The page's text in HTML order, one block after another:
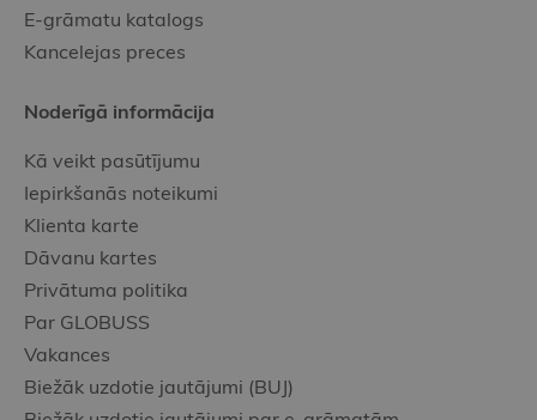
E-grāmatu katalogs
Kancelejas preces
Noderīgā informācija
Kā veikt pasūtījumu
Iepirkšanās noteikumi
Klienta karte
Dāvanu kartes
Privātuma politika
Par GLOBUSS
Vakances
Biežāk uzdotie jautājumi (BUJ)